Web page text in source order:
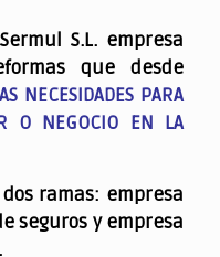
S.L. empresa
que desde
NECESIDADES PARA
O NEGOCIO EN LA
ramas: empresa
seguros y empresa